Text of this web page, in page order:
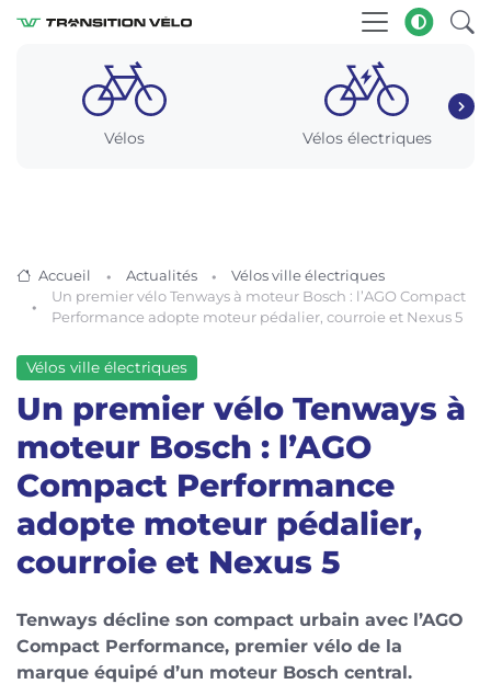
Vélos Vélos électriques
Accueil Actualités
Vélos ville électriques
Un premier vélo Tenways à moteur Bosch : l’AGO Compact
Performance adopte moteur pédalier, courroie et Nexus 5
Vélos ville électriques
Un premier vélo Tenways à
moteur Bosch : l’AGO
Compact Performance
adopte moteur pédalier,
courroie et Nexus 5
Tenways décline son compact urbain avec l’AGO
Compact Performance, premier vélo de la
marque équipé d’un moteur Bosch central.